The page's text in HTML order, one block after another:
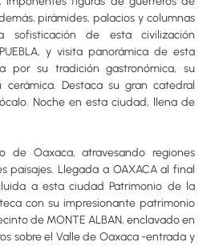
pirámides, palacios y columnas
sofisticación de esta civilización
y visita panorámica de esta
por su tradición gastronómica, su
Destaca su gran catedral
Noche en esta ciudad, llena de
de Oaxaca, atravesando regiones
paisajes. Llegada a OAXACA al final
a esta ciudad Patrimonio de la
con su impresionante patrimonio
de MONTE ALBAN, enclavado en
sobre el Valle de Oaxaca -entrada y